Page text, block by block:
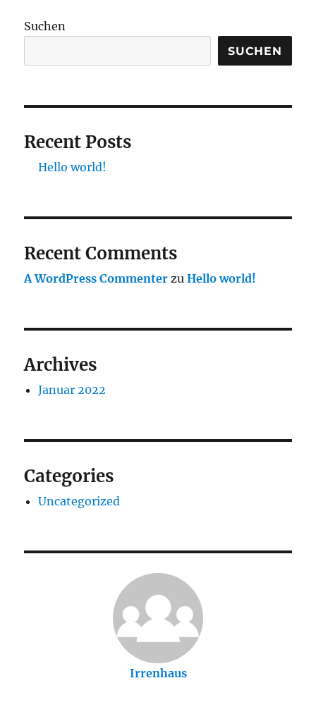
Suchen
SUCHEN
Recent Posts
Hello world!
Recent Comments
A WordPress Commenter zuHello world!
Archives
Januar 2022
Categories
Uncategorized
Irrenhaus